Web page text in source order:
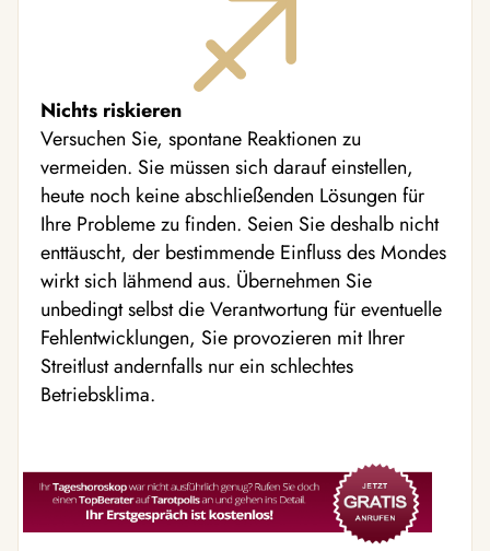
Nichts riskieren
Versuchen Sie, spontane Reaktionen zu
vermeiden. Sie müssen sich darauf einstellen,
heute noch keine abschließenden Lösungen für
Ihre Probleme zu finden. Seien Sie deshalb nicht
enttäuscht, der bestimmende Einfluss des Mondes
wirkt sich lähmend aus. Übernehmen Sie
unbedingt selbst die Verantwortung für eventuelle
Fehlentwicklungen, Sie provozieren mit Ihrer
Streitlust andernfalls nur ein schlechtes
Betriebsklima.